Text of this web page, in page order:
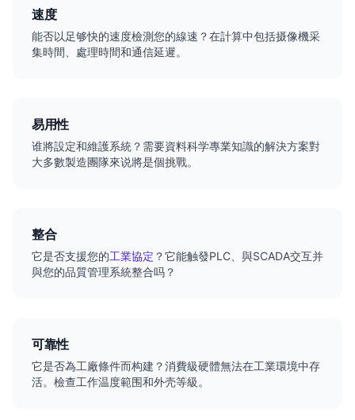
速度
能否以足够快的速度檢測您的線速？在計算中包括摄像機采
集時間、處理時間和通信延遲。
易用性
谁將設定和維護系統？需要資料科学專業知識的解決方案對
大多數製造團隊來说將是個挑戰。
整合
它是否支援您的工業協定 ？它能触發PLC、與SCADA交互并
與您的品質管理系統整合吗？
可靠性
它是否為工廠條件而构建？消費級硬體無法在工業環境中存
活。檢查工作温度範围和外壳等級。